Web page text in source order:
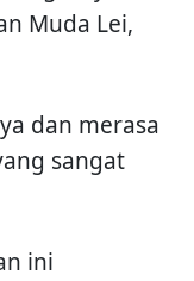
Muda Lei,
dan merasa
sangat
ini